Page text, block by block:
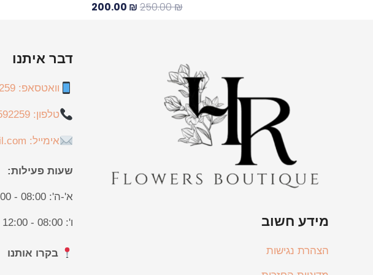
250.00₪
200.00 ₪
מידע חשוב
הצהרת נגישות
דבר איתנו
וואטסאפ: 0522592259
טלפון: 0522592259
אימייל: hananya474@gmail.com
שעות פעילות:
א'-ה': 08:00 - 16:00
ו': 08:00 - 12:00
בקרו אותנו